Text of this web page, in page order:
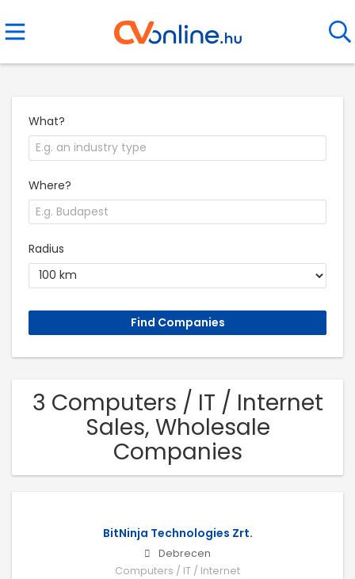
What?
Where?
Radius
3 Computers / IT / Internet
Sales, Wholesale
Companies
BitNinja Technologies Zrt.
Debrecen
Computers / IT / Internet